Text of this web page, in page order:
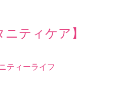
ニティケア】
ティーライフ